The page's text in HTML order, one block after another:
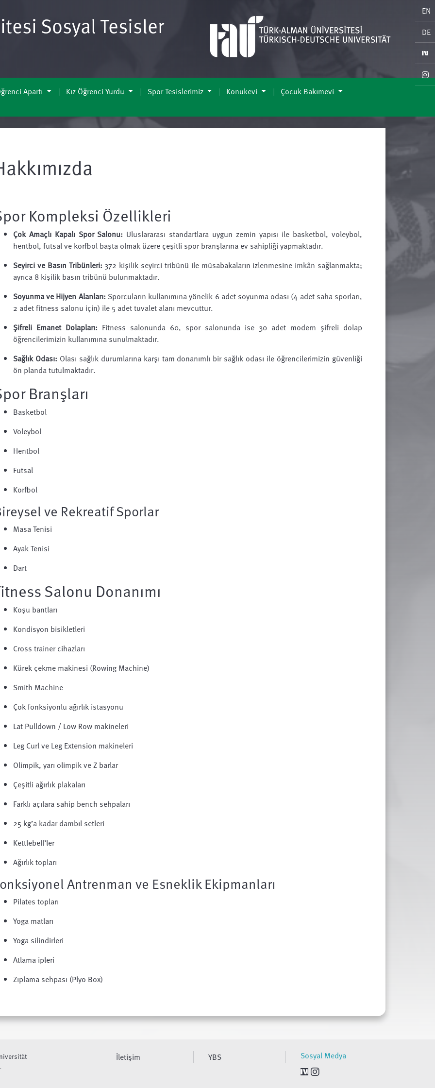
EN
DE
Sosyal Tesisler
Apartı Kız Öğrenci Yurdu Spor Tesislerimiz Konukevi Çocuk Bakımevi
Kompleksi Özellikleri
Çok Amaçlı Kapalı Spor Salonu: Uluslararası standartlara uygun zemin yapısı ile basketbol, voleybol,
hentbol, futsal ve korfbol başta olmak üzere çeşitli spor branşlarına ev sahipliği yapmaktadır.
Seyirci ve Basın Tribünleri: 372 kişilik seyirci tribünü ile müsabakaların izlenmesine imkân sağlanmakta;
ayrıca 8 kişilik basın tribünü bulunmaktadır.
Soyunma ve Hijyen Alanları: Sporcuların kullanımına yönelik 6 adet soyunma odası (4 adet saha sporları,
2 adet fitness salonu için) ile 5 adet tuvalet alanı mevcuttur.
Şifreli Emanet Dolapları: Fitness salonunda 60, spor salonunda ise 30 adet modern şifreli dolap
öğrencilerimizin kullanımına sunulmaktadır.
Sağlık Odası: Olası sağlık durumlarına karşı tam donanımlı bir sağlık odası ile öğrencilerimizin güvenliği
ön planda tutulmaktadır.
Branşları
Basketbol
Voleybol
Hentbol
Futsal
Korfbol
ve Rekreatif Sporlar
Masa Tenisi
Ayak Tenisi
Dart
Salonu Donanımı
Koşu bantları
Kondisyon bisikletleri
Cross trainer cihazları
Kürek çekme makinesi (Rowing Machine)
Smith Machine
Çok fonksiyonlu ağırlık istasyonu
Lat Pulldown / Low Row makineleri
Leg Curl ve Leg Extension makineleri
Olimpik, yarı olimpik ve Z barlar
Çeşitli ağırlık plakaları
Farklı açılara sahip bench sehpaları
25 kg’a kadar dambıl setleri
Kettlebell’ler
Ağırlık topları
Antrenman ve Esneklik Ekipmanları
Pilates topları
Yoga matları
Yoga silindirleri
Atlama ipleri
Zıplama sehpası (Plyo Box)
İletişim YBS Sosyal Medya